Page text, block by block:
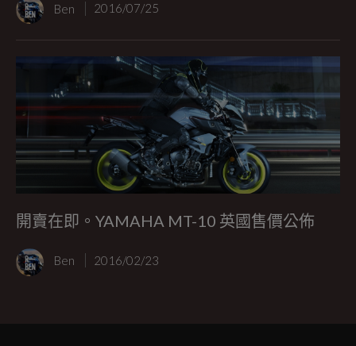
Ben 2016/07/25
開賣在即。YAMAHA MT-10 英國售價公佈
Ben 2016/02/23